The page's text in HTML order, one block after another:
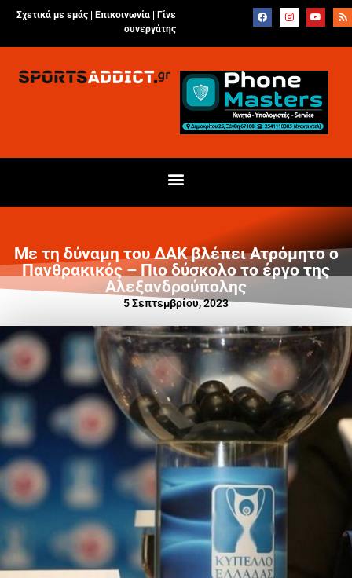
Σχετικά με εμάς | Επικοινωνία
Γίνε
συνεργάτης
Με τη δύναμη του ΔΑΚ βλέπει Ατρόμητο ο
Πανθρακικός – Πιο δύσκολο το έργο της
Αλεξανδρούπολης
5 Σεπτεμβρίου, 2023